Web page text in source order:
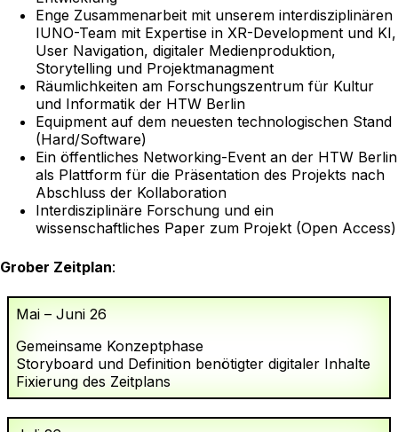
Enge Zusammenarbeit mit unserem interdisziplinären
IUNO-Team mit Expertise in XR-Development und KI,
User Navigation, digitaler Medienproduktion,
Storytelling und Projektmanagment
Räumlichkeiten am Forschungszentrum für Kultur
und Informatik der HTW Berlin
Equipment auf dem neuesten technologischen Stand
(Hard/Software)
Ein öffentliches Networking-Event an der HTW Berlin
als Plattform für die Präsentation des Projekts nach
Abschluss der Kollaboration
Interdisziplinäre Forschung und ein
wissenschaftliches Paper zum Projekt (Open Access)
Grober Zeitplan:
Mai – Juni 26
Gemeinsame Konzeptphase
Storyboard und Definition benötigter digitaler Inhalte
Fixierung des Zeitplans